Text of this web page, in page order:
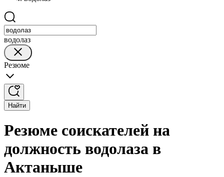
водолаз
Резюме
Найти
Резюме соискателей на
должность водолаза в
Актаныше